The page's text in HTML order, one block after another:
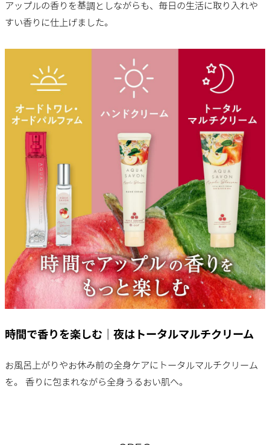
アップルの香りを基調としながらも、毎日の生活に取り入れや
すい香りに仕上げました。
時間で香りを楽しむ｜夜はトータルマルチクリーム
お風呂上がりやお休み前の全身ケアにトータルマルチクリーム
を。 香りに包まれながら全身うるおい肌へ。